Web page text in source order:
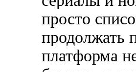
просто
продолжать
платформа